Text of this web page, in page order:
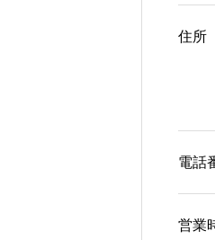
住所
電話
営業